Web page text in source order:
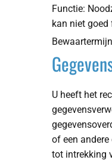
Functie:
kan niet goed
U heeft het
of een
tot intrekking